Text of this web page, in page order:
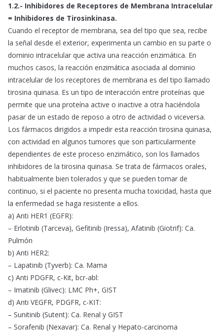
1.2.- Inhibidores de Receptores de Membrana Intracelular
= Inhibidores de Tirosinkinasa.
Cuando el receptor de membrana, sea del tipo que sea, recibe
la señal desde el exterior, experimenta un cambio en su parte o
dominio intracelular que activa una reacción enzimática. En
muchos casos, la reacción enzimática asociada al dominio
intracelular de los receptores de membrana es del tipo llamado
tirosina quinasa. Es un tipo de interacción entre proteínas que
permite que una proteína active o inactive a otra haciéndola
pasar de un estado de reposo a otro de actividad o viceversa.
Los fármacos dirigidos a impedir esta reacción tirosina quinasa,
con actividad en algunos tumores que son particularmente
dependientes de este proceso enzimático, son los llamados
inhibidores de la tirosina quinasa. Se trata de fármacos orales,
habitualmente bien tolerados y que se pueden tomar de
continuo, si el paciente no presenta mucha toxicidad, hasta que
la enfermedad se haga resistente a ellos.
a) Anti HER1 (EGFR):
– Erlotinib (Tarceva), Gefitinib (Iressa), Afatinib (Giotrif): Ca.
Pulmón
b) Anti HER2:
– Lapatinib (Tyverb): Ca. Mama
c) Anti PDGFR, c-Kit, bcr-abl:
– Imatinib (Glivec): LMC Ph+, GIST
d) Anti VEGFR, PDGFR, c-KIT:
– Sunitinib (Sutent): Ca. Renal y GIST
– Sorafenib (Nexavar): Ca. Renal y Hepato-carcinoma